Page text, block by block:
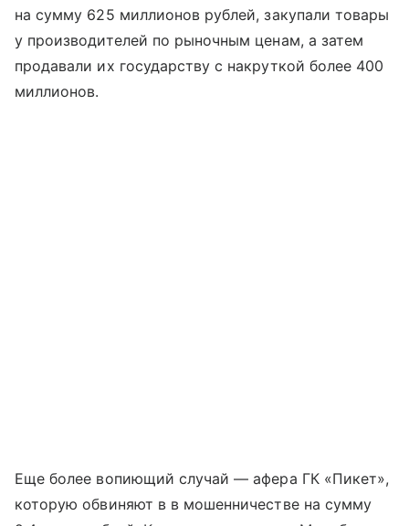
на сумму 625 миллионов рублей, закупали товары
у производителей по рыночным ценам, а затем
продавали их государству с накруткой более 400
миллионов.
Еще более вопиющий случай — афера ГК «Пикет»,
которую обвиняют в в мошенничестве на сумму